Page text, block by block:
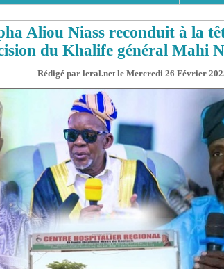
Aliou Niass reconduit à la
du Khalife général Mahi
Rédigé par leral.net le Mercredi 26 Février